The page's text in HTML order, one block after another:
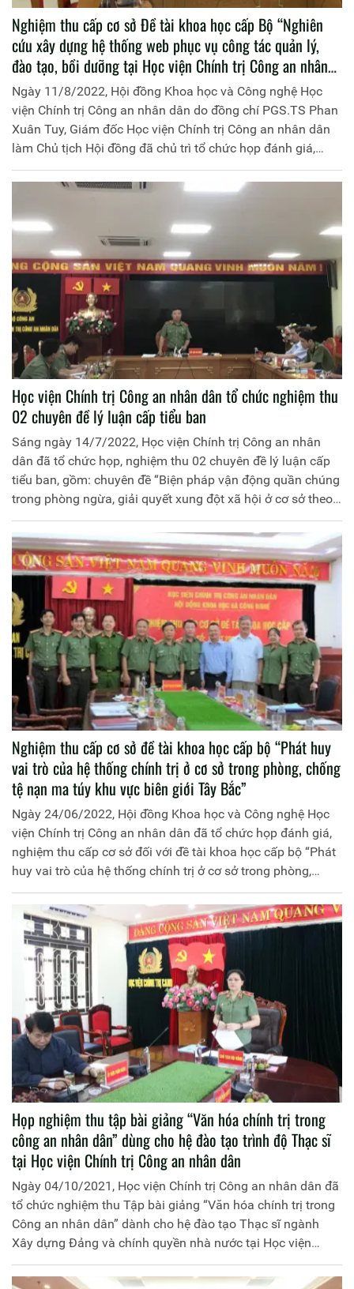
Nghiệm thu cấp cơ sở Đề tài khoa học cấp Bộ “Nghiên
cứu xây dựng hệ thống web phục vụ công tác quản lý,
đào tạo, bồi dưỡng tại Học viện Chính trị Công an nhân
dân”
Ngày 11/8/2022, Hội đồng Khoa học và Công nghệ Học
viện Chính trị Công an nhân dân do đồng chí PGS.TS Phan
Xuân Tuy, Giám đốc Học viện Chính trị Công an nhân dân
làm Chủ tịch Hội đồng đã chủ trì tổ chức họp đánh giá,
nghiệm thu cấp cơ sở đối với Đề tài khoa học cấp bộ
“Nghiên cứu xây dựng hệ thống web phục vụ công tác
nhân dân”, mã số BCN.2020.T03.05 do Học viện Chính trị
Công an nhân dân chủ trì và đồng chí Thiếu tá, TS Ngô
Thành Huyên, Phó Trưởng Khoa Ngoại Ngữ - Tin Học làm
Chủ nhiệm.
Học viện Chính trị Công an nhân dân tổ chức nghiệm thu
02 chuyên đề lý luận cấp tiểu ban
Sáng ngày 14/7/2022, Học viện Chính trị Công an nhân
dân đã tổ chức họp, nghiệm thu 02 chuyên đề lý luận cấp
tiểu ban, gồm: chuyên đề “Biện pháp vận động quần chúng
trong phòng ngừa, giải quyết xung đột xã hội ở cơ sở theo
chức năng, nhiệm vụ của lực lượng Công an nhân dân” mã
số TB/XDLL-HCKT/2020/T03/02 do Đại úy, ThS Mai Văn
Đức, Phó Viện trưởng Viện Khoa học chính trị Công an
nhân dân làm chủ nhiệm và chuyên đề “Cơ sở khoa học
của xây dựng, hoàn thiện pháp luật về quyền biểu tình của
công dân Việt Nam hiện nay”, TB/PL/2020/T03/03 do
Trung tá, ThS Công Phương Vũ, Trưởng phòng Quản lý học
viên làm chủ nhiệm.
Nghiệm thu cấp cơ sở đề tài khoa học cấp bộ “Phát huy
vai trò của hệ thống chính trị ở cơ sở trong phòng, chống
tệ nạn ma túy khu vực biên giới Tây Bắc”
Ngày 24/06/2022, Hội đồng Khoa học và Công nghệ Học
viện Chính trị Công an nhân dân đã tổ chức họp đánh giá,
nghiệm thu cấp cơ sở đối với đề tài khoa học cấp bộ “Phát
huy vai trò của hệ thống chính trị ở cơ sở trong phòng,
chống tệ nạn ma túy khu vực biên giới Tây Bắc”, mã số
CTMT.2020.T29.09 do Học viện Chính trị Công an nhân
dân chủ trì và đồng chí Thiếu tướng Dương Như Hồng, Phó
Giám đốc Học viện làm Chủ nhiệm.
Họp nghiệm thu tập bài giảng “Văn hóa chính trị trong
công an nhân dân” dùng cho hệ đào tạo trình độ Thạc sĩ
tại Học viện Chính trị Công an nhân dân
Ngày 04/10/2021, Học viện Chính trị Công an nhân dân đã
tổ chức nghiệm thu Tập bài giảng “Văn hóa chính trị trong
Công an nhân dân” dành cho hệ đào tạo Thạc sĩ ngành
Xây dựng Đảng và chính quyền nhà nước tại Học viện
Chính trị Công an nhân dân, do đồng chí Trung tướng,
PGS.TS Trần Vi Dân và đồng chí Trung tá, TS Nguyễn